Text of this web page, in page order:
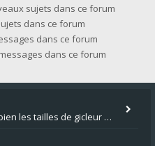
sujets dans ce forum
dans ce forum
dans ce forum
dans ce forum
Les chiffres que tu donnes, c'est bien les tailles de gicleur ? Par contre tes "-2 tours" à quoi correspondent t'ils ?